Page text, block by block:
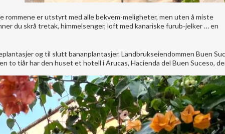
er utstyrt med alle bekvem-meligheter, men uten å miste
du skrå tretak, himmelsenger, loft med kanariske furub-jelker … en
og til slutt bananplantasjer. Landbrukseiendommen Buen
to tiår har den huset et hotell i Arucas, Hacienda del Buen Suceso,